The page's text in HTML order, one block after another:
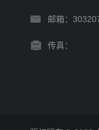
邮箱：
传真：